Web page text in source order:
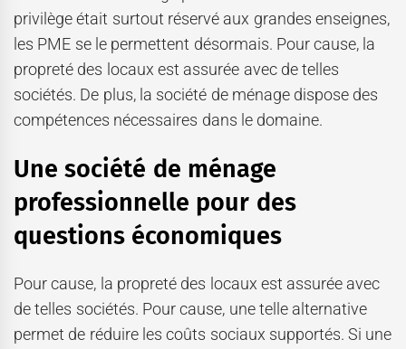
privilège était surtout réservé aux grandes enseignes,
les PME se le permettent désormais. Pour cause, la
propreté des locaux est assurée avec de telles
sociétés. De plus, la société de ménage dispose des
compétences nécessaires dans le domaine.
Une société de ménage
professionnelle pour des
questions économiques
Pour cause, la propreté des locaux est assurée avec
de telles sociétés. Pour cause, une telle alternative
permet de réduire les coûts sociaux supportés. Si une